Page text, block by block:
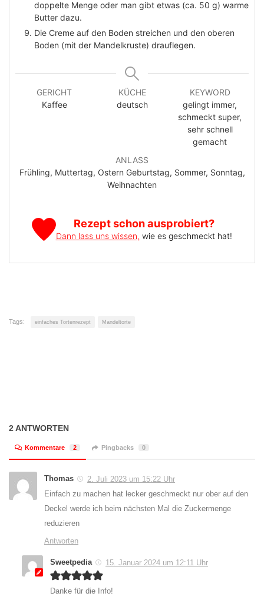
doppelte Menge oder man gibt etwas (ca. 50 g) warme
Butter dazu.
Die Creme auf den Boden streichen und den oberen
Boden (mit der Mandelkruste) drauflegen.
GERICHT
Kaffee
KÜCHE
deutsch
KEYWORD
gelingt immer,
schmeckt super,
sehr schnell
gemacht
ANLASS
Frühling, Muttertag, Ostern Geburtstag, Sommer, Sonntag,
Weihnachten
Rezept schon ausprobiert?
Dann lass uns wissen, wie es geschmeckt hat!
Tags: einfaches Tortenrezept Mandeltorte
2 ANTWORTEN
Kommentare 2 Pingbacks 0
Thomas
2. Juli 2023 um 15:22 Uhr
Einfach zu machen hat lecker geschmeckt nur ober auf den
Deckel werde ich beim nächsten Mal die Zuckermenge
reduzieren
Antworten
Sweetpedia 15. Januar 2024 um 12:11 Uhr
Danke für die Info!